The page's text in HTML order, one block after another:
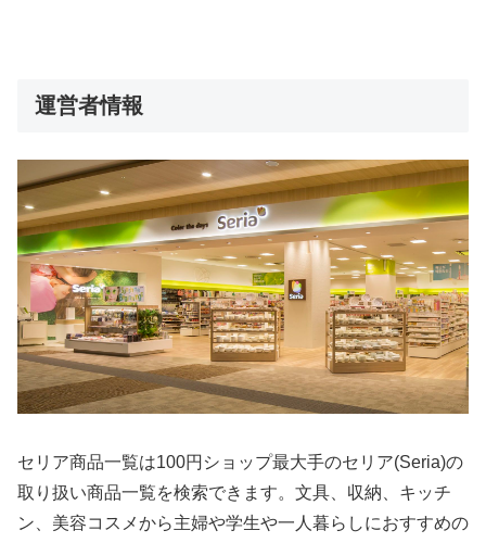
運営者情報
セリア商品一覧は100円ショップ最大手のセリア(Seria)の
取り扱い商品一覧を検索できます。文具、収納、キッチ
ン、美容コスメから主婦や学生や一人暮らしにおすすめの